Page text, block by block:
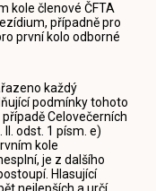
kole členové ČFTA
případně pro
první kolo odborné
každý
podmínky tohoto
Celovečerních
odst. 1 písm. e)
kole
je z dalšího
Hlasující